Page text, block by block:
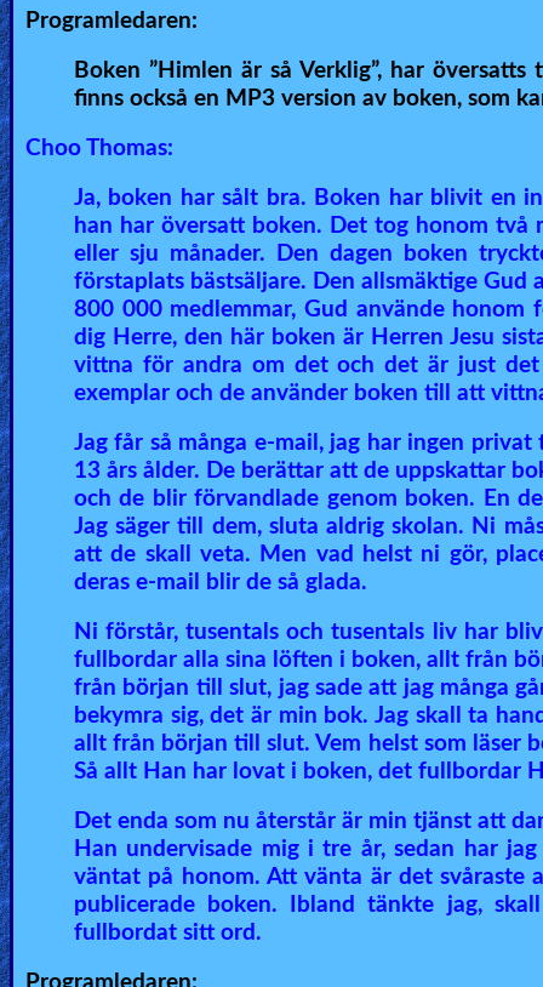
Programledaren:
Boken ”Himlen är så Verklig”, har
finns också en MP3 version av boken, som
Choo Thomas:
Ja, boken har sålt bra. Boken har blivit en
han har översatt boken. Det tog honom
eller sju månader. Den dagen boken
förstaplats bästsäljare. Den allsmäktige Gud
800 000 medlemmar, Gud använde
dig Herre, den här boken är Herren Jesu
vittna för andra om det och det är just det
exemplar och de använder boken till att
Jag får så många e-mail, jag har ingen
13 års ålder. De berättar att de uppskattar
och de blir förvandlade genom boken. En
Jag säger till dem, sluta aldrig skolan. Ni
att de skall veta. Men vad helst ni gör,
deras e-mail blir de så glada.
Ni förstår, tusentals och tusentals liv har
fullbordar alla sina löften i boken, allt från
från början till slut, jag sade att jag många
bekymra sig, det är min bok. Jag skall ta
allt från början till slut. Vem helst som läser
Så allt Han har lovat i boken, det fullbordar
Det enda som nu återstår är min tjänst att
Han undervisade mig i tre år, sedan har
väntat på honom. Att vänta är det
publicerade boken. Ibland tänkte jag,
fullbordat sitt ord.